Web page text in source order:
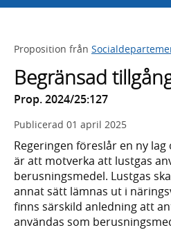
Proposition från
Begränsad
Prop. 2024/25:127
Publicerad 01 april 2025
Regeringen föreslår en ny
är att motverka att lustgas
berusningsmedel. Lustgas
annat sätt lämnas ut i
finns särskild anledning att
användas som